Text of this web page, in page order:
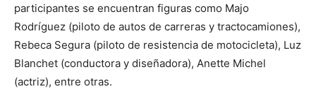
participantes se encuentran figuras como Majo
Rodríguez (piloto de autos de carreras y tractocamiones),
Rebeca Segura (piloto de resistencia de motocicleta), Luz
Blanchet (conductora y diseñadora), Anette Michel
(actriz), entre otras.